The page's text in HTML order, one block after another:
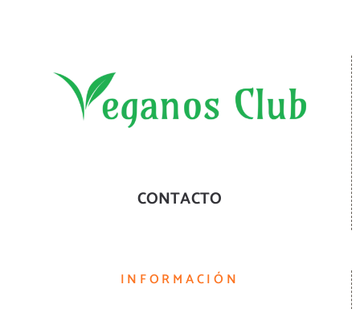
CONTACTO
INFORMACIÓN